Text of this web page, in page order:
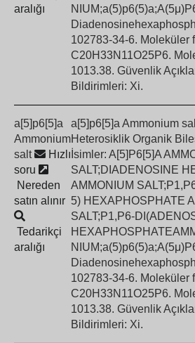
aralığı
102783-34-6. Moleküler
C20H33N11O25P6.
1013.38. Güvenlik
Bildirimleri: Xi.
a[5]p6[5]a
Ammonium
salt
Hızlı
soru
Nereden
satın alınır
Tedarikçi
aralığı
a[5]p6[5]a Ammonium
Heterosiklik Organik
İsimler: A[5]P6[5]A
SALT;DIADENOSINE
AMMONIUM
5) HEXAPHOSPHATE
SALT;P1,P6-
102783-34-6. Moleküler
C20H33N11O25P6.
1013.38. Güvenlik
Bildirimleri: Xi.